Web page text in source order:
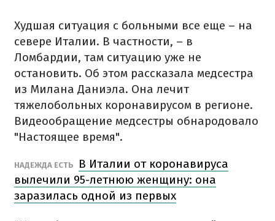
Худшая ситуация с больными все еще – на
севере Италии. В частности, – в
Ломбардии, там ситуацию уже не
остановить. Об этом рассказала медсестра
из Милана Даниэла. Она лечит
тяжелобольных коронавирусом в регионе.
Видеообращение медсестры обнародовало
"Настоящее время".
НАДЕЖДА ЕСТЬ
В Италии от коронавируса
вылечили 95-летнюю женщину: она
заразилась одной из первых